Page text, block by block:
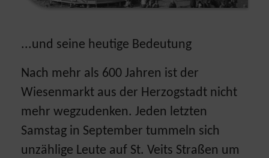
...und seine heutige Bedeutung
Nach mehr als 600 Jahren ist der
Wiesenmarkt aus der Herzogstadt nicht
mehr wegzudenken. Jeden letzten
Samstag in September tummeln sich
unzählige Leute auf St. Veits Straßen um